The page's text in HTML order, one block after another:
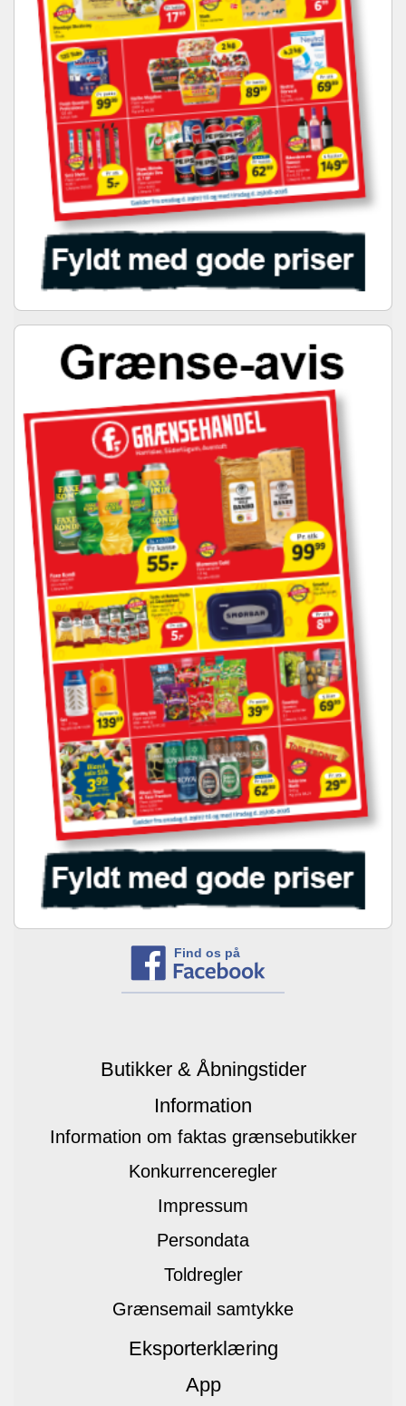
Find os på
Butikker & Åbningstider
Information
Information om faktas grænsebutikker
Konkurrenceregler
Impressum
Persondata
Toldregler
Grænsemail samtykke
Eksporterklæring
App